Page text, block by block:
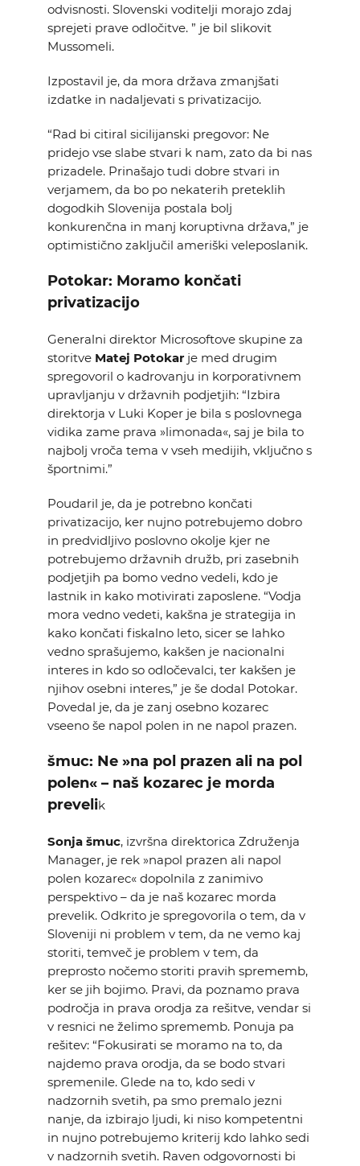
odvisnosti. Slovenski voditelji morajo zdaj
sprejeti prave odločitve. ” je bil slikovit
Mussomeli.
Izpostavil je, da mora država zmanjšati
izdatke in nadaljevati s privatizacijo.
“Rad bi citiral sicilijanski pregovor: Ne
pridejo vse slabe stvari k nam, zato da bi nas
prizadele. Prinašajo tudi dobre stvari in
verjamem, da bo po nekaterih preteklih
dogodkih Slovenija postala bolj
konkurenčna in manj koruptivna država,” je
optimistično zaključil ameriški veleposlanik.
Potokar: Moramo končati
privatizacijo
Generalni direktor Microsoftove skupine za
storitve Matej Potokarje med drugim
spregovoril o kadrovanju in korporativnem
upravljanju v državnih podjetjih: “Izbira
direktorja v Luki Koper je bila s poslovnega
vidika zame prava »limonada«, saj je bila to
najbolj vroča tema v vseh medijih, vključno s
športnimi.”
Poudaril je, da je potrebno končati
privatizacijo, ker nujno potrebujemo dobro
in predvidljivo poslovno okolje kjer ne
potrebujemo državnih družb, pri zasebnih
podjetjih pa bomo vedno vedeli, kdo je
lastnik in kako motivirati zaposlene. “Vodja
mora vedno vedeti, kakšna je strategija in
kako končati fiskalno leto, sicer se lahko
vedno sprašujemo, kakšen je nacionalni
interes in kdo so odločevalci, ter kakšen je
njihov osebni interes,” je še dodal Potokar.
Povedal je, da je zanj osebno kozarec
vseeno še napol polen in ne napol prazen.
šmuc: Ne »na pol prazen ali na pol
polen« – naš kozarec je morda
prevelik
Sonja šmuc, izvršna direktorica Združenja
Manager, je rek »napol prazen ali napol
polen kozarec« dopolnila z zanimivo
perspektivo – da je naš kozarec morda
prevelik. Odkrito je spregovorila o tem, da v
Sloveniji ni problem v tem, da ne vemo kaj
storiti, temveč je problem v tem, da
preprosto nočemo storiti pravih sprememb,
ker se jih bojimo. Pravi, da poznamo prava
področja in prava orodja za rešitve, vendar si
v resnici ne želimo sprememb. Ponuja pa
rešitev: “Fokusirati se moramo na to, da
najdemo prava orodja, da se bodo stvari
spremenile. Glede na to, kdo sedi v
nadzornih svetih, pa smo premalo jezni
nanje, da izbirajo ljudi, ki niso kompetentni
in nujno potrebujemo kriterij kdo lahko sedi
v nadzornih svetih. Raven odgovornosti bi